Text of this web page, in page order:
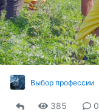
Выбор профессии
385 0